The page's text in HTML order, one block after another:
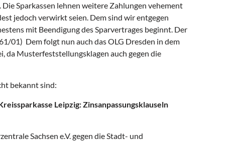
Sparkassen lehnen weitere Zahlungen vehement
jedoch verwirkt seien. Dem sind wir entgegen
mit Beendigung des Sparvertrages beginnt. Der
01) Dem folgt nun auch das OLG Dresden in dem
da Musterfeststellungsklagen auch gegen die
bekannt sind:
Leipzig: Zinsanpassungsklauseln
Sachsen e.V. gegen die Stadt- und